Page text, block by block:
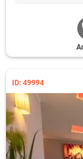
ID: 49994